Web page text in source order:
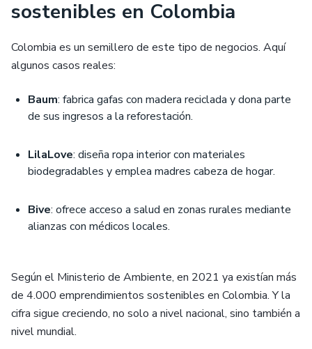
sostenibles en Colombia
Colombia es un semillero de este tipo de negocios. Aquí
algunos casos reales:
Baum: fabrica gafas con madera reciclada y dona parte
de sus ingresos a la reforestación.
LilaLove: diseña ropa interior con materiales
biodegradables y emplea madres cabeza de hogar.
Bive: ofrece acceso a salud en zonas rurales mediante
alianzas con médicos locales.
Según el Ministerio de Ambiente, en 2021 ya existían más
de 4.000 emprendimientos sostenibles en Colombia. Y la
cifra sigue creciendo, no solo a nivel nacional, sino también a
nivel mundial.